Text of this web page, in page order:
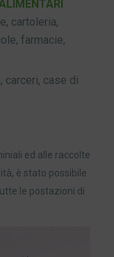
cartoleria,
farmacie,
case di
ed alle raccolte
è stato possibile
le postazioni di